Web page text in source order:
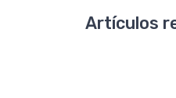
Artículos